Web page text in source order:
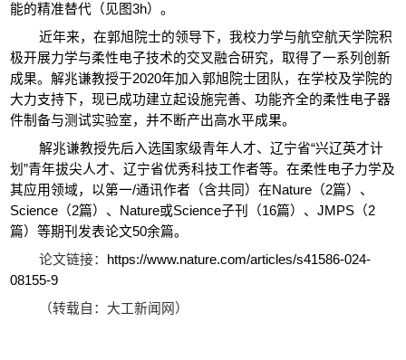
能的精准替代（见图3h）。
近年来，在郭旭院士的领导下，我校力学与航空航天学院积
极开展力学与柔性电子技术的交叉融合研究，取得了一系列创新
成果。解兆谦教授于2020年加入郭旭院士团队，在学校及学院的
大力支持下，现已成功建立起设施完善、功能齐全的柔性电子器
件制备与测试实验室，并不断产出高水平成果。
解兆谦教授先后入选国家级青年人才、辽宁省“兴辽英才计
划”青年拔尖人才、辽宁省优秀科技工作者等。在柔性电子力学及
其应用领域，以第一/通讯作者（含共同）在Nature （2篇）、
Science （2篇）、 Nature或Science子刊（16篇）、JMPS （2
篇）等期刊发表论文50余篇。
论文链接：
https://www.nature.com/articles/s41586-024-
08155-9
（转载自：大工新闻网）